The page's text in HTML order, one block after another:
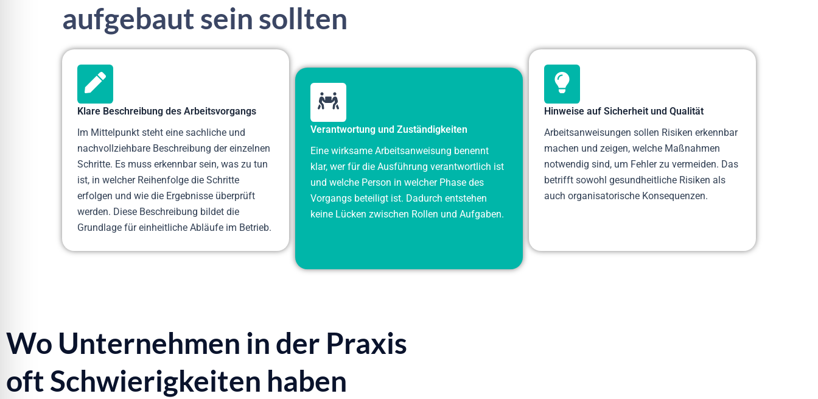
aufgebaut sein sollten
Klare Beschreibung des Arbeitsvorgangs
Im Mittelpunkt steht eine sachliche und
nachvollziehbare Beschreibung der einzelnen
Schritte. Es muss erkennbar sein, was zu tun
ist, in welcher Reihenfolge die Schritte
erfolgen und wie die Ergebnisse überprüft
werden. Diese Beschreibung bildet die
Grundlage für einheitliche Abläufe im Betrieb.
Verantwortung und Zuständigkeiten
Eine wirksame Arbeitsanweisung benennt
klar, wer für die Ausführung verantwortlich ist
und welche Person in welcher Phase des
Vorgangs beteiligt ist. Dadurch entstehen
keine Lücken zwischen Rollen und Aufgaben.
Hinweise auf Sicherheit und Qualität
Arbeitsanweisungen sollen Risiken erkennbar
machen und zeigen, welche Maßnahmen
notwendig sind, um Fehler zu vermeiden. Das
betrifft sowohl gesundheitliche Risiken als
auch organisatorische Konsequenzen.
Wo Unternehmen in der Praxis
oft Schwierigkeiten haben